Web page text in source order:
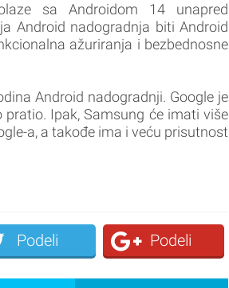
sa Androidom 14 unapred
Android nadogradnja biti Android
ažuriranja i bezbednosne
Android nadogradnji. Google je
Ipak, Samsung će imati više
a, a takođe ima i veću prisutnost
Podeli Podeli